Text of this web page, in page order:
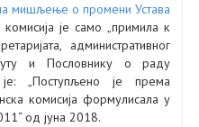
мишљење о промени Устава
комисија је само „примила к
административног
и Пословнику о раду
„Поступљено је према
комисија формулисала у
од јуна 2018.